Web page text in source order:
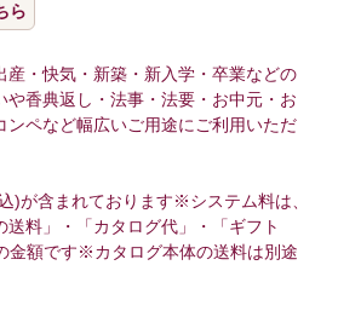
ら
・快気・新築・新入学・卒業などの
や香典返し・法事・法要・お中元・お
ンペなど幅広いご用途にご利用いただ
)が含まれております※システム料は、
送料」・「カタログ代」・「ギフト
金額です※カタログ本体の送料は別途